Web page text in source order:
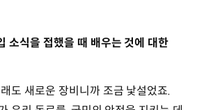
소식을 접했을 때 배우는 것에 대한
도 새로운 장비니까 조금 낯설었죠.